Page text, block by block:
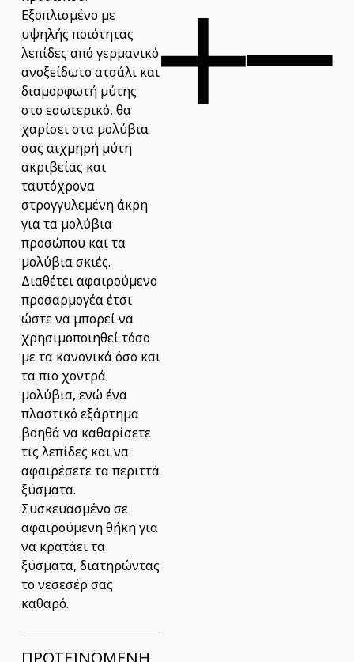
Εξοπλισμένο με
υψηλής ποιότητας
λεπίδες από γερμανικό
ανοξείδωτο ατσάλι και
διαμορφωτή μύτης
στο εσωτερικό, θα
χαρίσει στα μολύβια
σας αιχμηρή μύτη
ακριβείας και
ταυτόχρονα
στρογγυλεμένη άκρη
για τα μολύβια
προσώπου και τα
μολύβια σκιές.
Διαθέτει αφαιρούμενο
προσαρμογέα έτσι
ώστε να μπορεί να
χρησιμοποιηθεί τόσο
με τα κανονικά όσο και
τα πιο χοντρά
μολύβια, ενώ ένα
πλαστικό εξάρτημα
βοηθά να καθαρίσετε
τις λεπίδες και να
αφαιρέσετε τα περιττά
ξύσματα.
Συσκευασμένο σε
αφαιρούμενη θήκη για
να κρατάει τα
ξύσματα, διατηρώντας
το νεσεσέρ σας
καθαρό.
ΠΡΟΤΕΙΝΟΜΕΝΗ